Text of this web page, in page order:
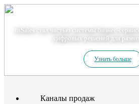
inSales стал частью системы бизнес-
цифровых решений для
Узнать больше
Каналы продаж